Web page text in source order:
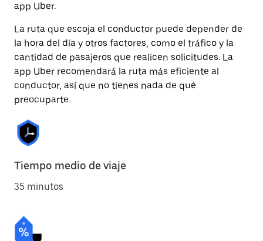
app Uber.
La ruta que escoja el conductor puede depender de
la hora del día y otros factores, como el tráfico y la
cantidad de pasajeros que realicen solicitudes. La
app Uber recomendará la ruta más eficiente al
conductor, así que no tienes nada de qué
preocuparte.
Tiempo medio de viaje
35 minutos